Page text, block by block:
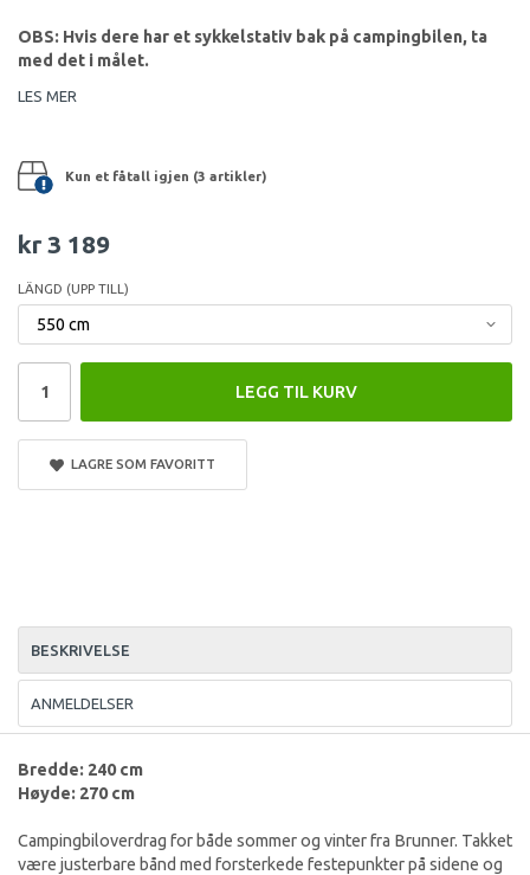
OBS: Hvis dere har et sykkelstativ bak på campingbilen, ta
med det i målet.
LES MER
Kun et fåtall igjen (3 artikler)
kr 3 189
LÄNGD (UPP TILL)
LEGG TIL KURV
LAGRE SOM FAVORITT
BESKRIVELSE
ANMELDELSER
Bredde: 240 cm
Høyde: 270 cm
Campingbiloverdrag for både sommer og vinter fra Brunner. Takket
være justerbare bånd med forsterkede festepunkter på sidene og